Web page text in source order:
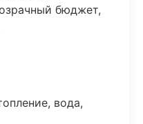
бюджет,
вода,